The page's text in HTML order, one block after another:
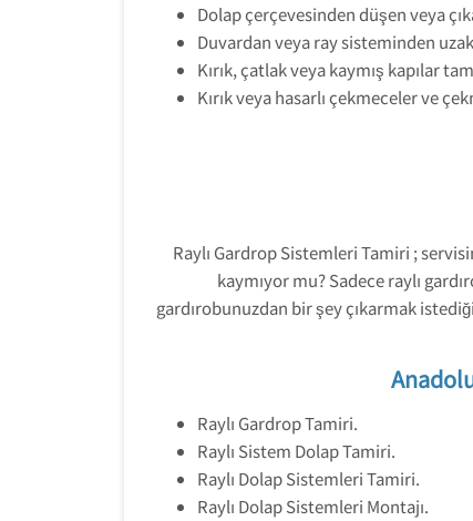
Dolap çerçevesinden düşen veya
Duvardan veya ray sisteminden
Kırık, çatlak veya kaymış kapılar
Kırık veya hasarlı çekmeceler ve
Raylı Gardrop Sistemleri Tamiri ;
kaymıyor mu? Sadece raylı
gardırobunuzdan bir şey çıkarmak
Raylı Gardrop Tamiri.
Raylı Sistem Dolap Tamiri.
Raylı Dolap Sistemleri Tamiri.
Raylı Dolap Sistemleri Montajı.